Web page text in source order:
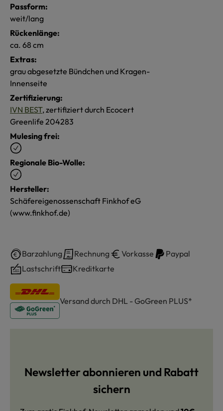
Passform:
weit/lang
Rückenlänge:
ca. 68 cm
Extras:
grau abgesetzte Bündchen und Kragen-
Innenseite
Zertifizierung:
IVN BEST, zertifiziert durch Ecocert
Greenlife 204283
Mulesing frei:
Regionale Bio-Wolle:
Hersteller:
Schäfereigenossenschaft Finkhof eG
(www.finkhof.de)
Barzahlung Rechnung Vorkasse
Paypal
Lastschrift
Kreditkarte
Versand durch DHL - GoGreen PLUS*
Newsletter abonnieren und Rabatt
sichern